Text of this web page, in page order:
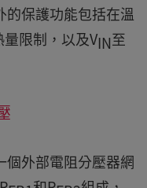
的保護功能包括在溫
限制，以及VIN至
個外部電阻分壓器網